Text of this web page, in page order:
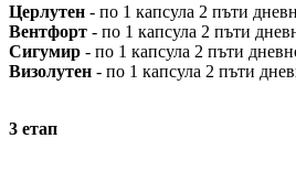
Церлутен - по 1 капсула 2 пъти
Вентфорт - по 1 капсула 2 пъти
Сигумир - по 1 капсула 2 пъти
Визолутен - по 1 капсула 2 пъти
3 етап